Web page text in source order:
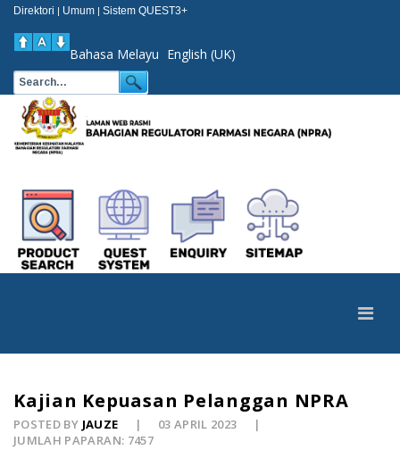
Direktori | Umum | Sistem QUEST3+
Bahasa Melayu English (UK)
Kajian Kepuasan Pelanggan NPRA
POSTED BY JAUZE
03 APRIL 2023
JUMLAH PAPARAN: 7457